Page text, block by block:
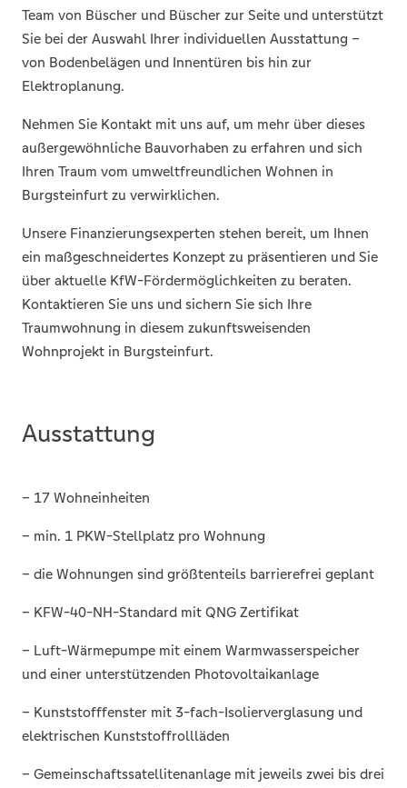
Team von Büscher und Büscher zur Seite und unterstützt
Sie bei der Auswahl Ihrer individuellen Ausstattung –
von Bodenbelägen und Innentüren bis hin zur
Elektroplanung.
Nehmen Sie Kontakt mit uns auf, um mehr über dieses
außergewöhnliche Bauvorhaben zu erfahren und sich
Ihren Traum vom umweltfreundlichen Wohnen in
Burgsteinfurt zu verwirklichen.
Unsere Finanzierungsexperten stehen bereit, um Ihnen
ein maßgeschneidertes Konzept zu präsentieren und Sie
über aktuelle KfW-Fördermöglichkeiten zu beraten.
Kontaktieren Sie uns und sichern Sie sich Ihre
Traumwohnung in diesem zukunftsweisenden
Wohnprojekt in Burgsteinfurt.
Ausstattung
– 17 Wohneinheiten
– min. 1 PKW-Stellplatz pro Wohnung
– die Wohnungen sind größtenteils barrierefrei geplant
– KFW-40-NH-Standard mit QNG Zertifikat
– Luft-Wärmepumpe mit einem Warmwasserspeicher
und einer unterstützenden Photovoltaikanlage
– Kunststofffenster mit 3-fach-Isolierverglasung und
elektrischen Kunststoffrollläden
– Gemeinschaftssatellitenanlage mit jeweils zwei bis drei